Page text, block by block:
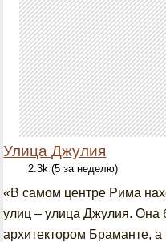
Улица Джулия
2.3k (5 за неделю)
«В самом центре Рима
улиц – улица Джулия. Она
архитектором Браманте, а